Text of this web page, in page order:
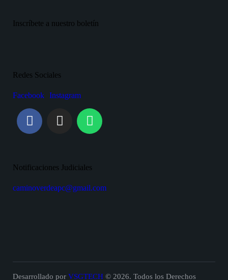
Inscríbete a nuestro boletín
Redes Sociales
Facebook Instagram
Notificaciones Judiciales
caminoverdeapc@gmail.com
Desarrollado por VSGTECH © 2026. Todos los Derechos